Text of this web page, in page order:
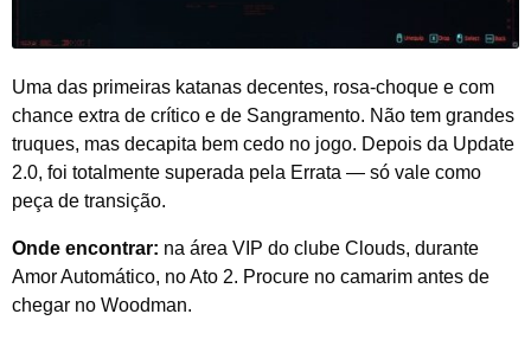
Uma das primeiras katanas decentes, rosa-choque e com
chance extra de crítico e de Sangramento. Não tem grandes
truques, mas decapita bem cedo no jogo. Depois da Update
2.0, foi totalmente superada pela Errata — só vale como
peça de transição.
Onde encontrar: na área VIP do clube Clouds, durante
Amor Automático, no Ato 2. Procure no camarim antes de
chegar no Woodman.